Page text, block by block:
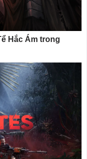
Hắc Ám trong